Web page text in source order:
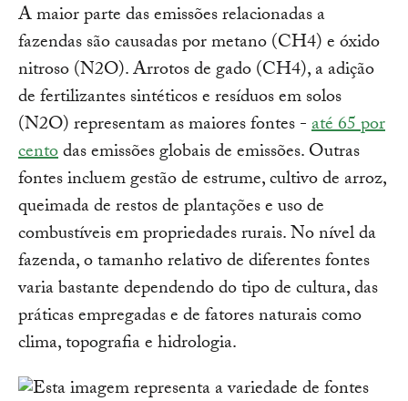
A maior parte das emissões relacionadas a
fazendas são causadas por metano (CH4) e óxido
nitroso (N2O). Arrotos de gado (CH4), a adição
de fertilizantes sintéticos e resíduos em solos
(N2O) representam as maiores fontes -até 65 por
centodas emissões globais de emissões. Outras
fontes incluem gestão de estrume, cultivo de arroz,
queimada de restos de plantações e uso de
combustíveis em propriedades rurais. No nível da
fazenda, o tamanho relativo de diferentes fontes
varia bastante dependendo do tipo de cultura, das
práticas empregadas e de fatores naturais como
clima, topografia e hidrologia.